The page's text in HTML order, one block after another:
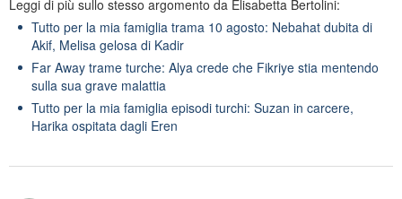
Leggi di più sullo stesso argomento da Elisabetta Bertolini:
Tutto per la mia famiglia trama 10 agosto: Nebahat dubita di
Akif, Melisa gelosa di Kadir
Far Away trame turche: Alya crede che Fikriye stia mentendo
sulla sua grave malattia
Tutto per la mia famiglia episodi turchi: Suzan in carcere,
Harika ospitata dagli Eren